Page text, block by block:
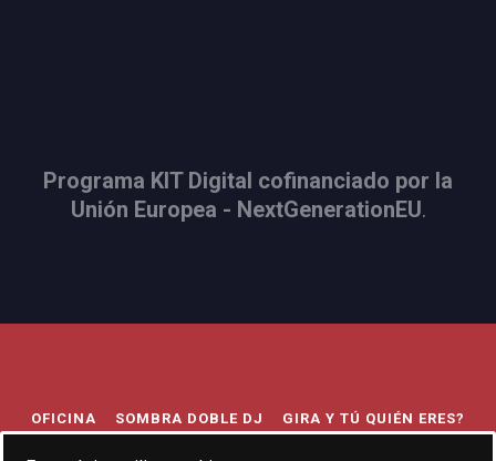
Programa KIT Digital cofinanciado por la
Unión Europea - NextGenerationEU.
OFICINA SOMBRA DOBLE DJ GIRA Y TÚ QUIÉN ERES?